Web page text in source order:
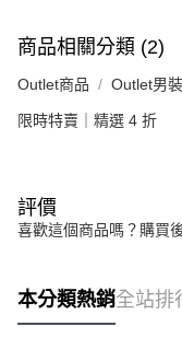
商品相關分類 (2)
Outlet商品 Outlet男裝
限時特賣｜精選 4 折
評價
喜歡這個商品嗎？購買
本分類熱銷全站排